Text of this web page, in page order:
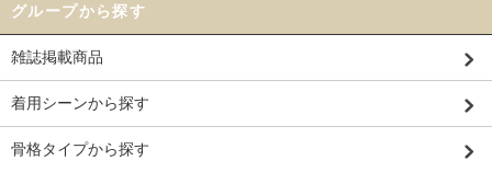
グループから探す
雑誌掲載商品
着用シーンから探す
骨格タイプから探す